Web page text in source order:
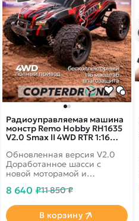
Радиоуправляемая машина
монстр Remo Hobby RH1635
V2.0 Smax II 4WD RTR 1:16
Обновленная версия V2.0
Доработанное шасси с
новой моторамой и
влагозащита - для заездов в
полный привод 4wd,
8 640 ₽11 850 ₽
В корзину